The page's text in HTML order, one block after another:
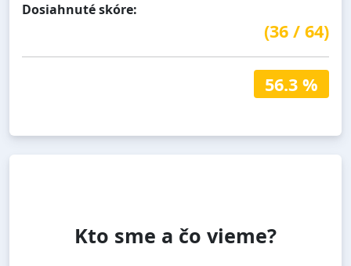
Dosiahnuté skóre:
(36 / 64)
56.3 %
Kto sme a čo vieme?